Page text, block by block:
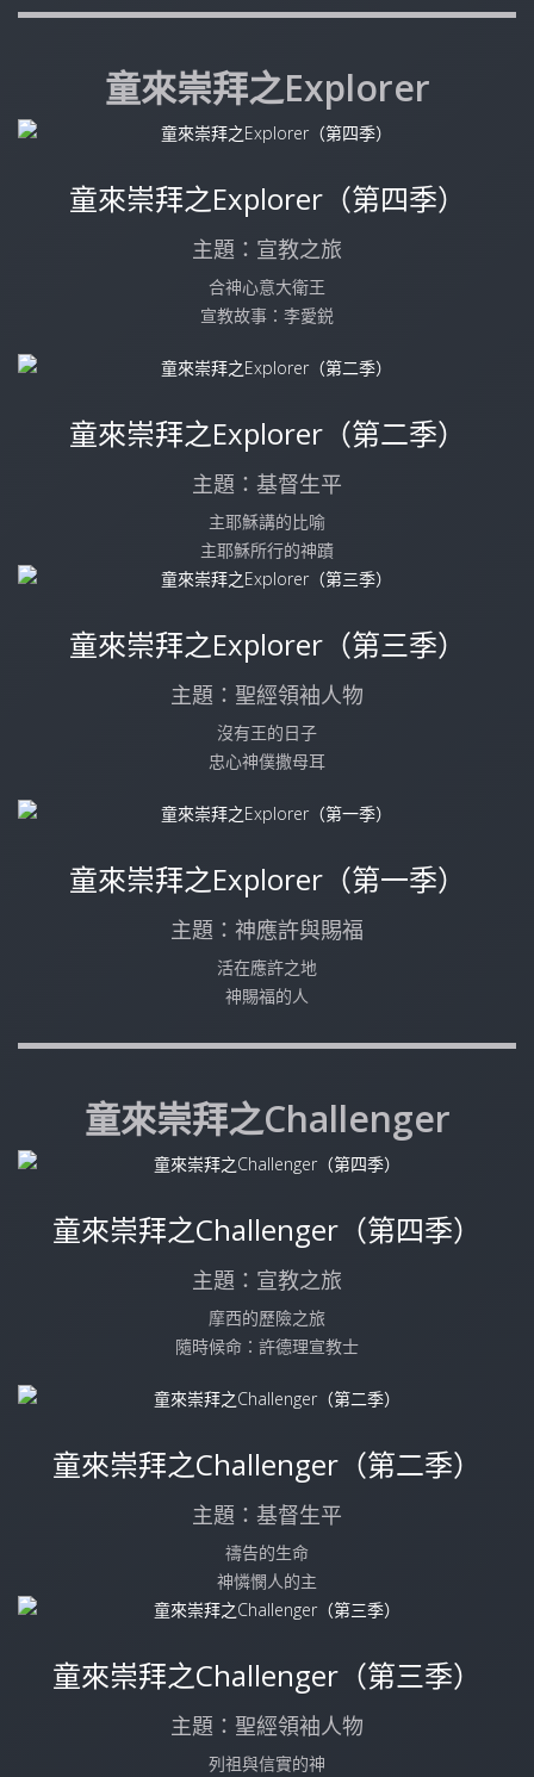
童來崇拜之Explorer
童來崇拜之Explorer（第四季）
主題：宣教之旅
合神心意大衛王
宣教故事：李愛鋭
童來崇拜之Explorer（第二季）
主題：基督生平
主耶穌講的比喻
主耶穌所行的神蹟
童來崇拜之Explorer（第三季）
主題：聖經領袖人物
沒有王的日子
忠心神僕撒母耳
童來崇拜之Explorer（第一季）
主題：神應許與賜福
活在應許之地
神賜福的人
童來崇拜之Challenger
童來崇拜之Challenger（第四季）
主題：宣教之旅
摩西的歷險之旅
隨時候命：許德理宣教士
童來崇拜之Challenger（第二季）
主題：基督生平
禱告的生命
神憐憫人的主
童來崇拜之Challenger（第三季）
主題：聖經領袖人物
列祖與信實的神